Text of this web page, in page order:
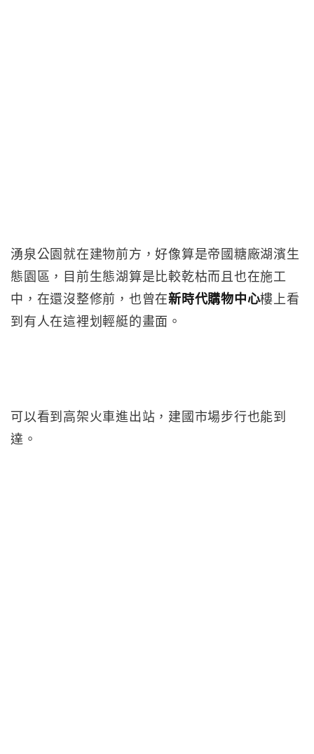
湧泉公園就在建物前方，好像算是帝國糖廠湖濱生
態園區，目前生態湖算是比較乾枯而且也在施工
中，在還沒整修前，也曾在新時代購物中心樓上看
到有人在這裡划輕艇的畫面。
可以看到高架火車進出站，建國市場步行也能到
達。